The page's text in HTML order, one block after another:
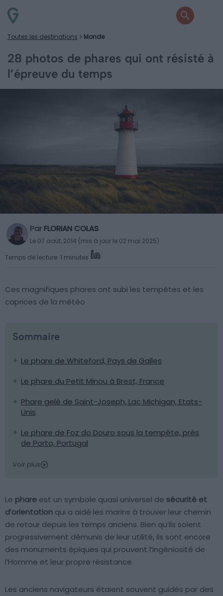
Toutes les destinations Monde
28 photos de phares qui ont résisté à
l’épreuve du temps
Par FLORIAN COLAS
Le 07 août, 2014 (mis à jour le 02 mai 2025)
Temps de lecture: 1 minutes
Ces magnifiques phares ont subi les tempêtes et les
caprices de la météo
Sommaire
Le phare de Whiteford, Pays de Galles
Le phare du Petit Minou à Brest, France
Phare gelé de Saint-Joseph, Lac Michigan, Etats-
Unis
Le phare de Foz do Douro sous la tempête, près
de Porto, Portugal
Voir plus
Le phare est un symbole quasi universel de sécurité et
d’orientation qui a aidé les marins à trouver leur chemin
de retour depuis les temps anciens. Bien qu’ils soient
progressivement démunis de leur utilité, ils sont encore
des monuments épiques qui prouvent l’ingéniosité de
l’Homme et leur propre résistance.
Les anciens navigateurs étaient souvent guidés par des